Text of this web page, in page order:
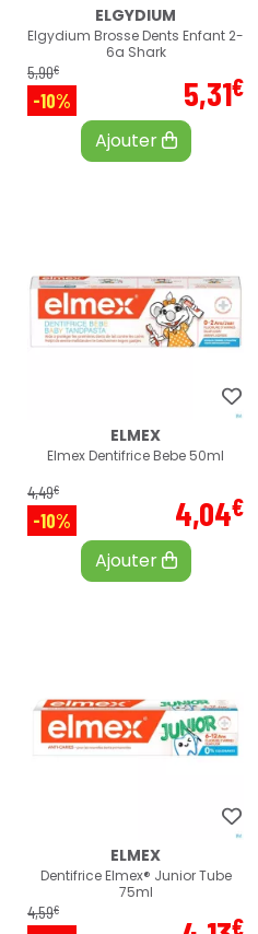
ELGYDIUM
Elgydium Brosse Dents Enfant 2-
6a Shark
5,90€
-10% 5,31€
Ajouter
ELMEX
Elmex Dentifrice Bebe 50ml
4,49€
-10% 4,04€
Ajouter
ELMEX
Dentifrice Elmex® Junior Tube
75ml
4,59€
€